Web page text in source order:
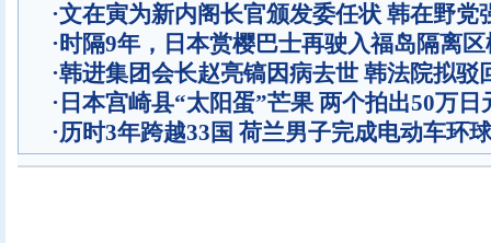
·文在寅为新内阁长官颁发委任状 韩在野党
·时隔9年，日本赏樱巴士再驶入福岛隔离
·韩进集团会长赵亮镐因病去世 韩法院拟驳
· 日本宫崎县“太阳蛋”芒果 两个拍出50万日
·历时3年跨越33国 荷兰男子完成电动车环